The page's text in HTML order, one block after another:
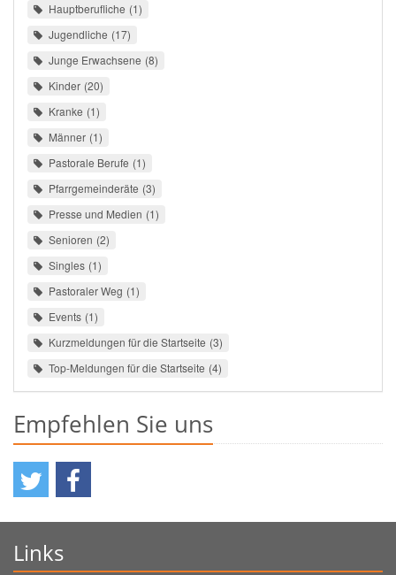
Hauptberufliche 1
Jugendliche 17
Junge Erwachsene 8
Kinder 20
Kranke 1
Männer 1
Pastorale Berufe 1
Pfarrgemeinderäte 3
Presse und Medien 1
Senioren 2
Singles 1
Pastoraler Weg 1
Events 1
Kurzmeldungen für die Startseite 3
Top-Meldungen für die Startseite 4
Empfehlen Sie uns
Links